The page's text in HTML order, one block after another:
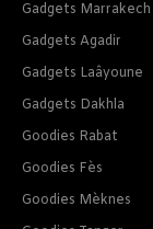
Gadgets Marrakech
Gadgets Agadir
Gadgets Laâyoune
Gadgets Dakhla
Goodies Rabat
Goodies Fès
Goodies Mèknes